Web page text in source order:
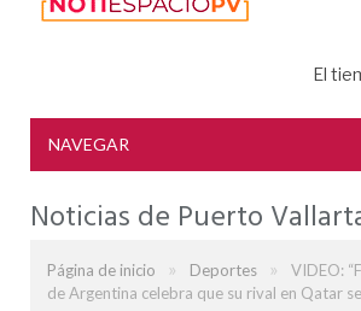
El
NAVEGAR
Noticias de Puerto
Página de inicio » Deportes »
VIDEO:
de Argentina celebra que su rival en Qatar